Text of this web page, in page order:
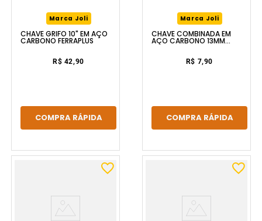
Marca Joli
CHAVE GRIFO 10" EM AÇO
CARBONO FERRAPLUS
R$ 42,90
COMPRA RÁPIDA
Marca Joli
CHAVE COMBINADA EM
AÇO CARBONO 13MM
FERRAPLUS
R$ 7,90
COMPRA RÁPIDA